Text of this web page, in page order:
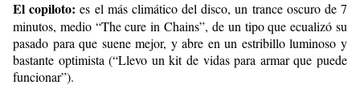
El copiloto: es el más climático del disco, un trance oscuro de 7
minutos, medio “The cure in Chains”, de un tipo que ecualizó su
pasado para que suene mejor, y abre en un estribillo luminoso y
bastante optimista (“Llevo un kit de vidas para armar que puede
funcionar”).